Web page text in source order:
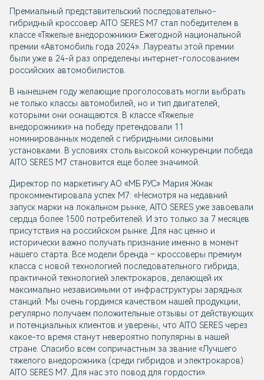
Премиальный представительский последовательно-
гибридный кроссовер AITO SERES М7 стал победителем в
классе «Тяжелые внедорожники» Ежегодной национальной
премии «Автомобиль года 2024». Лауреаты этой премии
были уже в 24-й раз определены интернет-голосованием
российских автомобилистов.
В нынешнем году желающие проголосовать могли выбрать
не только классы автомобилей, но и тип двигателей,
которыми они оснащаются. В классе «Тяжелые
внедорожники» на победу претендовали 11
номинированных моделей с гибридными силовыми
установками. В условиях столь высокой конкуренции победа
AITO SERES М7 становится еще более значимой.
Директор по маркетингу АО «МБ РУС» Мария Жмак
прокомментировала успех М7: «Несмотря на недавний
запуск марки на локальном рынке, AITO SERES уже завоевали
сердца более 1500 потребителей. И это только за 7 месяцев
присутствия на российском рынке. Для нас ценно и
исторически важно получать признание именно в момент
нашего старта. Все модели бренда – кроссоверы премиум
класса с новой технологией последовательного гибрида,
практичной технологией электрокаров, делающей их
максимально независимыми от инфраструктуры зарядных
станций. Мы очень гордимся качеством нашей продукции,
регулярно получаем положительные отзывы от действующих
и потенциальных клиентов и уверены, что AITO SERES через
какое-то время станут невероятно популярны в нашей
стране. Спасибо всем сопричастным за звание «Лучшего
тяжелого внедорожника (среди гибридов и электрокаров)
AITO SERES М7 . Для нас это повод для гордости».